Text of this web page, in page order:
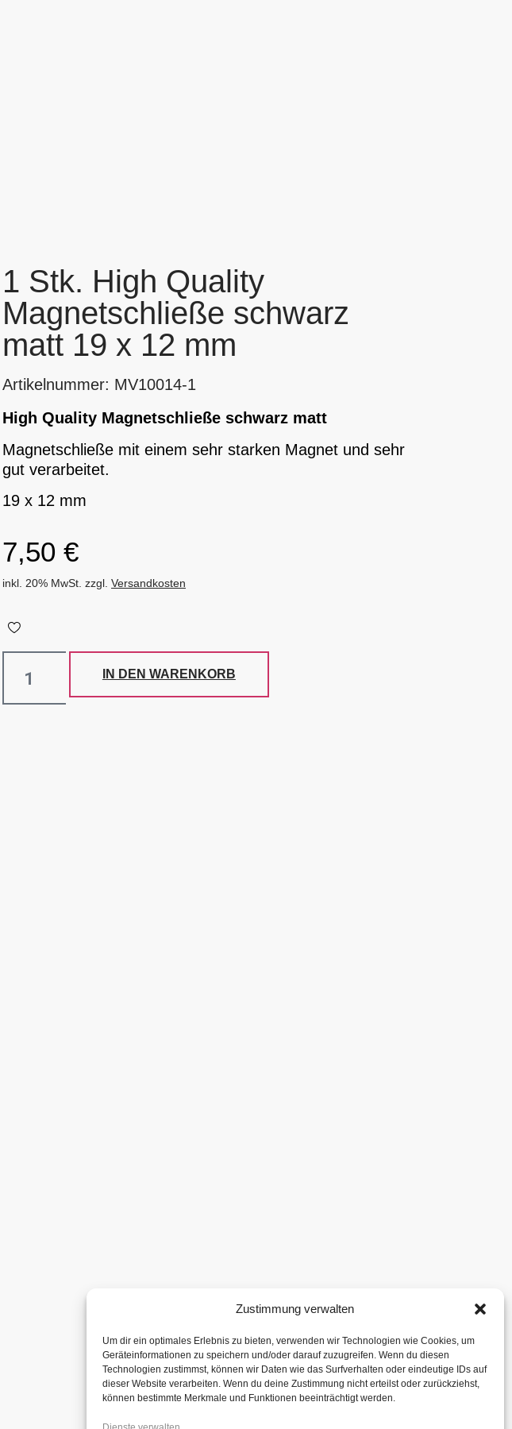
Zustimmung verwalten
Um dir ein optimales Erlebnis zu bieten, verwenden wir Technologien wie Cookies, um
Geräteinformationen zu speichern und/oder darauf zuzugreifen. Wenn du diesen
Technologien zustimmst, können wir Daten wie das Surfverhalten oder eindeutige IDs auf
dieser Website verarbeiten. Wenn du deine Zustimmung nicht erteilst oder zurückziehst,
können bestimmte Merkmale und Funktionen beeinträchtigt werden.
1 Stk. High Quality
Magnetschließe schwarz
matt 19 x 12 mm
Artikelnummer: MV10014-1
High Quality Magnetschließe schwarz matt
Magnetschließe mit einem sehr starken Magnet und sehr
gut verarbeitet.
19 x 12 mm
7,50 €
inkl. 20% MwSt. zzgl. Versandkosten
IN DEN WARENKORB